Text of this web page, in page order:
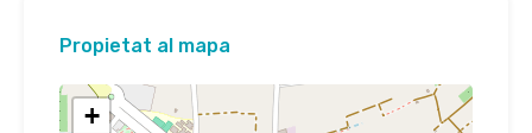
Propietat al mapa
+